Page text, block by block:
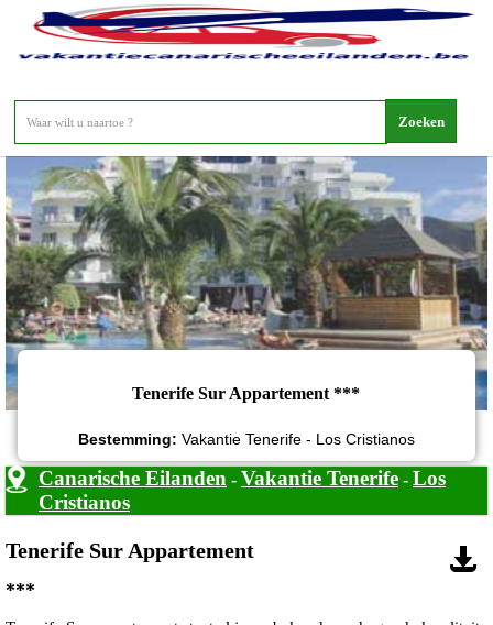
Tenerife Sur Appartement ***
Bestemming: Vakantie Tenerife - Los Cristianos
Canarische Eilanden - Vakantie Tenerife - Los
Cristianos
Tenerife Sur Appartement
***